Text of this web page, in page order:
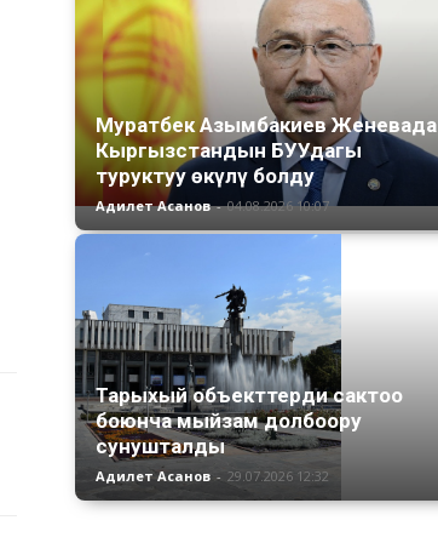
Муратбек Азымбакиев Женевада
Кыргызстандын БУУдагы
туруктуу өкүлү болду
Адилет Асанов - 04.08.2026 10:07
Тарыхый объекттерди сактоо
боюнча мыйзам долбоору
сунушталды
Адилет Асанов - 29.07.2026 12:32